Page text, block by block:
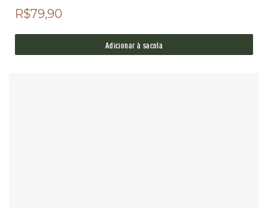
R$79,90
Adicionar à sacola